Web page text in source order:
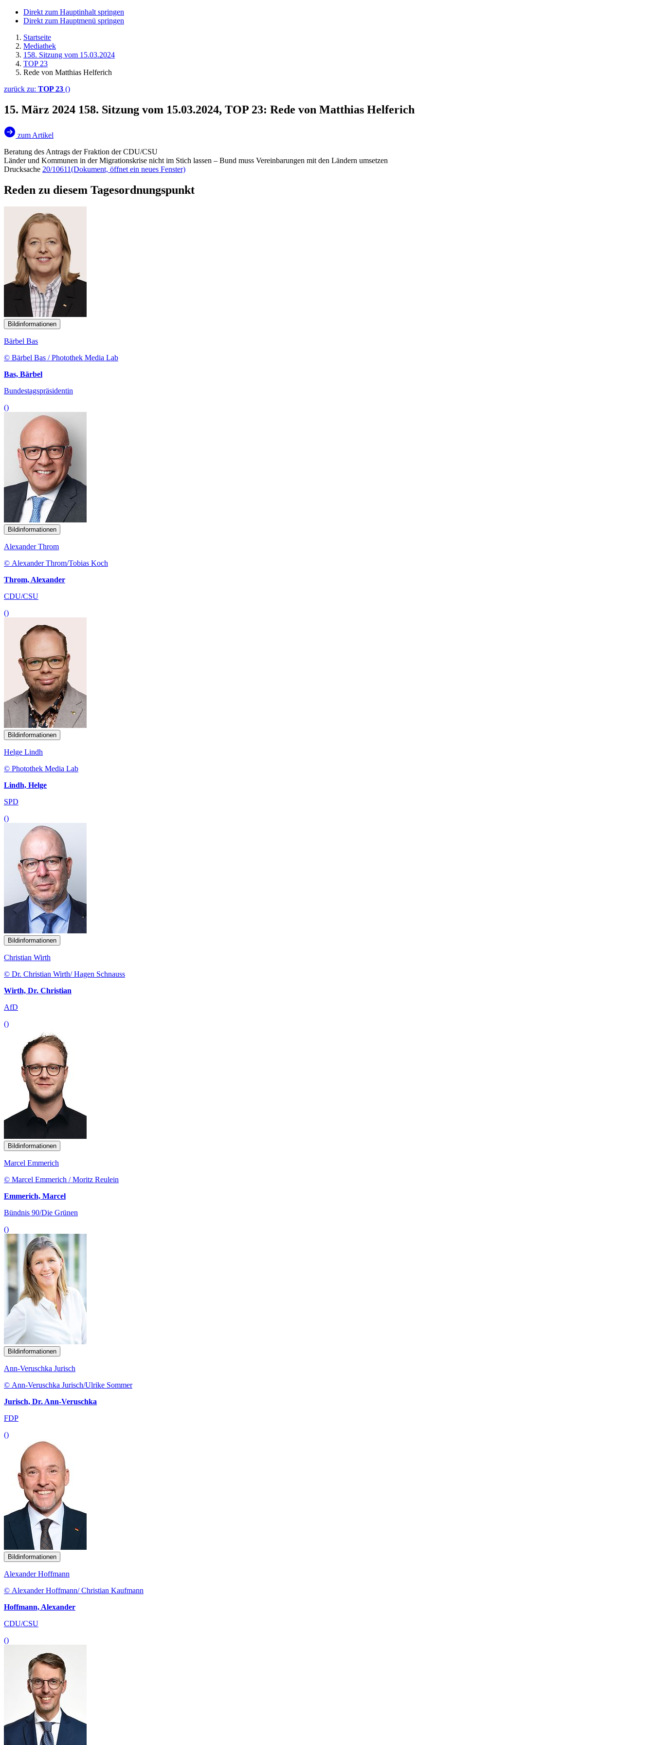
Direkt zum Hauptinhalt springen
Direkt zum Hauptmenü springen
Startseite
Mediathek
158. Sitzung vom 15.03.2024
TOP 23
Rede von Matthias Helferich
zurück zu: TOP 23 ()
15. März 2024 158. Sitzung vom 15.03.2024, TOP 23: Rede von Matthias Helferich
zum Artikel
Beratung des Antrags der Fraktion der CDU/CSU
Länder und Kommunen in der Migrationskrise nicht im Stich lassen – Bund muss Vereinbarungen mit den Ländern umsetzen
Drucksache 20/10611(Dokument, öffnet ein neues Fenster)
Reden zu diesem Tagesordnungspunkt
Bildinformationen
Bärbel Bas
© Bärbel Bas / Photothek Media Lab
Bas, Bärbel
Bundestagspräsidentin
()
Bildinformationen
Alexander Throm
© Alexander Throm/Tobias Koch
Throm, Alexander
CDU/CSU
()
Bildinformationen
Helge Lindh
© Photothek Media Lab
Lindh, Helge
SPD
()
Bildinformationen
Christian Wirth
© Dr. Christian Wirth/ Hagen Schnauss
Wirth, Dr. Christian
AfD
()
Bildinformationen
Marcel Emmerich
© Marcel Emmerich / Moritz Reulein
Emmerich, Marcel
Bündnis 90/Die Grünen
()
Bildinformationen
Ann-Veruschka Jurisch
© Ann-Veruschka Jurisch/Ulrike Sommer
Jurisch, Dr. Ann-Veruschka
FDP
()
Bildinformationen
Alexander Hoffmann
© Alexander Hoffmann/ Christian Kaufmann
Hoffmann, Alexander
CDU/CSU
()